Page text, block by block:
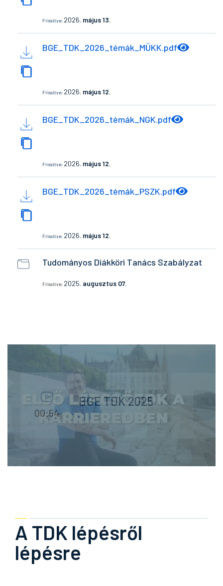
Frissítve: 2026. május 13.
BGE_TDK_2026_témák_MÜKK.pdf
Frissítve: 2026. május 12.
BGE_TDK_2026_témák_NGK.pdf
Frissítve: 2026. május 12.
BGE_TDK_2026_témák_PSZK.pdf
Frissítve: 2026. május 12.
Tudományos Diákköri Tanács Szabályzat
Frissítve: 2025. augusztus 07.
00:54
BGE TDK 2025
A TDK lépésről
lépésre